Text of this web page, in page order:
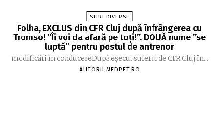
STIRI DIVERSE
Folha, EXCLUS din CFR Cluj după înfrângerea cu
Tromso! ”Îi voi da afară pe toți!”. DOUĂ nume ”se
luptă” pentru postul de antrenor
modificări în conducereDupă eșecul suferit de CFR Cluj în...
AUTORII MEDPET.RO